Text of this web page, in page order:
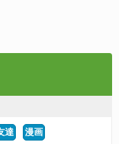
達 漫画